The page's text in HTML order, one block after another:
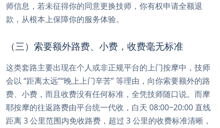
师信息，若未征得你的同意更换技师，你有权申请全额退
款，从根本上保障你的服务体验。
（三）索要额外路费、小费，收费毫无标准
这类套路主要出现在个人或非正规平台的上门按摩中，技师
会以 “距离太远”“晚上上门辛苦” 等理由，向你索要额外的路
费、小费，而且收费没有任何标准，全凭技师随口说。而摩
耶按摩的往返路费由平台统一代收，白天 08:00~20:00 直线
距离 3 公里范围内免收路费，超过 3 公里的收费标准清晰，